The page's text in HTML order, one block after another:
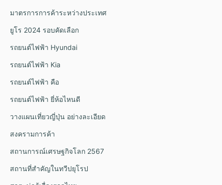
มาตรการการค้าระหว่างประเทศ
ยูโร 2024 รอบคัดเลือก
รถยนต์ไฟฟ้า Hyundai
รถยนต์ไฟฟ้า Kia
รถยนต์ไฟฟ้า คือ
รถยนต์ไฟฟ้า ยี่ห้อไหนดี
วางแผนเที่ยวญี่ปุ่น อย่างละเอียด
สงครามการค้า
สถานการณ์เศรษฐกิจโลก 2567
สถานที่สำคัญในทวีปยุโรป